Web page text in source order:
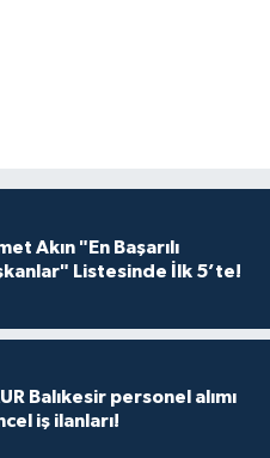
Akın "En Başarılı
Listesinde İlk 5’te!
Balıkesir personel alımı
iş ilanları!